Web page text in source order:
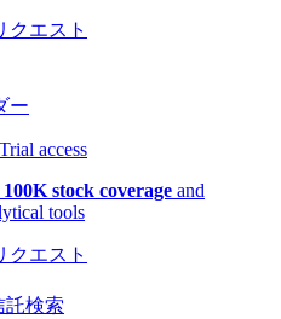
クエスト
ー
Trial access
100K stock coverage and
tools
クエスト
託検索